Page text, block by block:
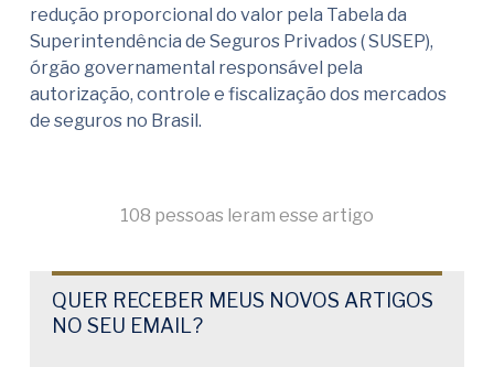
redução proporcional do valor pela Tabela da
Superintendência de Seguros Privados ( SUSEP),
órgão governamental responsável pela
autorização, controle e fiscalização dos mercados
de seguros no Brasil.
108 pessoas leram esse artigo
QUER RECEBER MEUS NOVOS ARTIGOS
NO SEU EMAIL?